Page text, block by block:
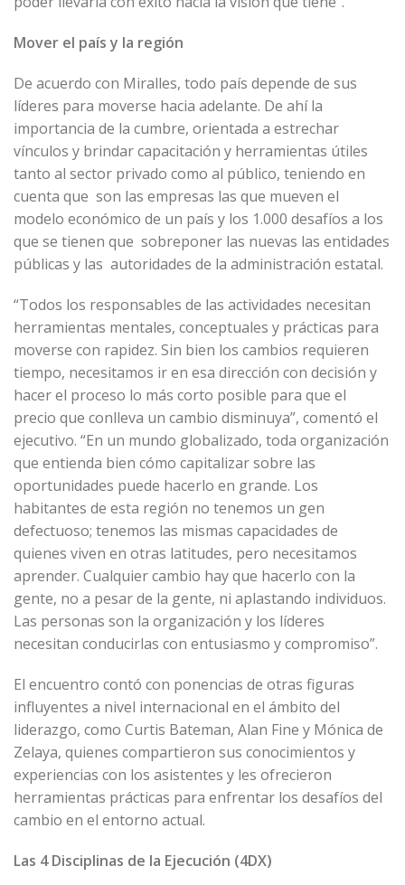
Mover el país y la región
De acuerdo con Miralles, todo país depende de sus
líderes para moverse hacia adelante. De ahí la
importancia de la cumbre, orientada a estrechar
vínculos y brindar capacitación y herramientas útiles
tanto al sector privado como al público, teniendo en
cuenta que son las empresas las que mueven el
modelo económico de un país y los 1.000 desafíos a los
que se tienen que sobreponer las nuevas las entidades
públicas y las autoridades de la administración estatal.
“Todos los responsables de las actividades necesitan
herramientas mentales, conceptuales y prácticas para
moverse con rapidez. Sin bien los cambios requieren
tiempo, necesitamos ir en esa dirección con decisión y
hacer el proceso lo más corto posible para que el
precio que conlleva un cambio disminuya”, comentó el
ejecutivo. “En un mundo globalizado, toda organización
que entienda bien cómo capitalizar sobre las
oportunidades puede hacerlo en grande. Los
habitantes de esta región no tenemos un gen
defectuoso; tenemos las mismas capacidades de
quienes viven en otras latitudes, pero necesitamos
aprender. Cualquier cambio hay que hacerlo con la
gente, no a pesar de la gente, ni aplastando individuos.
Las personas son la organización y los líderes
necesitan conducirlas con entusiasmo y compromiso”.
El encuentro contó con ponencias de otras figuras
influyentes a nivel internacional en el ámbito del
liderazgo, como Curtis Bateman, Alan Fine y Mónica de
Zelaya, quienes compartieron sus conocimientos y
experiencias con los asistentes y les ofrecieron
herramientas prácticas para enfrentar los desafíos del
cambio en el entorno actual.
Las 4 Disciplinas de la Ejecución (4DX)